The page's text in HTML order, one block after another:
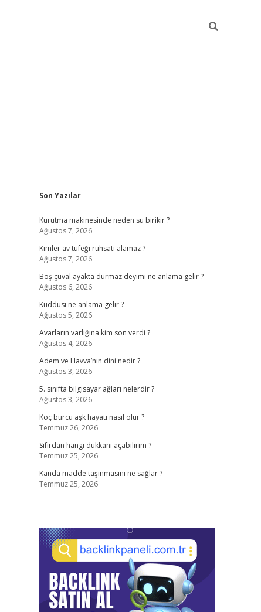
Sidebar
Son Yazılar
Kurutma makinesinde neden su birikir ?
Ağustos 7, 2026
Kimler av tüfeği ruhsatı alamaz ?
Ağustos 7, 2026
Boş çuval ayakta durmaz deyimi ne anlama gelir ?
Ağustos 6, 2026
Kuddusi ne anlama gelir ?
Ağustos 5, 2026
Avarların varlığına kim son verdi ?
Ağustos 4, 2026
Adem ve Havva’nın dini nedir ?
Ağustos 3, 2026
5. sınıfta bilgisayar ağları nelerdir ?
Ağustos 3, 2026
Koç burcu aşk hayatı nasıl olur ?
Temmuz 26, 2026
Sıfırdan hangi dükkanı açabilirim ?
Temmuz 25, 2026
Kanda madde taşınmasını ne sağlar ?
Temmuz 25, 2026